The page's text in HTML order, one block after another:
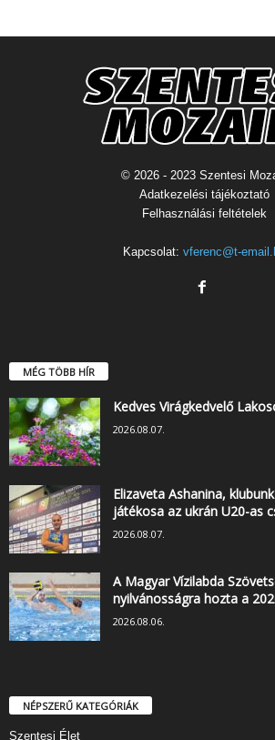
© 2026 - 2023 Szentesi
Adatkezelési tájékoztató
Felhasználási feltételek
Kapcsolat: vferenc@t-
MÉG TÖBB HÍR
Kedves Virágkedvelő
2026.08.07.
Elizaveta Ashanina,
játékosa az ukrán U20-as
2026.08.07.
A Magyar Vízilabda
nyilvánosságra hozta a
2026.08.06.
NÉPSZERŰ KATEGÓRIÁK
Szentesi Élet